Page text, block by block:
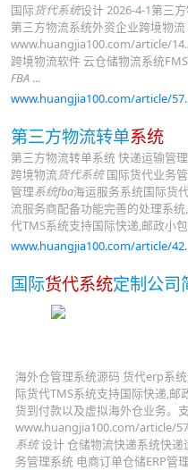
国际 货代系统设计 2026-4-1第三
第三方物流系统外资企业跨境物流
www.huangjia100.com/article/
跨境物流软件 云仓储物流系统
FBA ...
www.huangjia100.com/article/
第三方物流转单系统
第三方物流转单系统 快递运输管
跨境物流 货代系统国际货代业务
管理系统fba海运服务系统国际货
流服务商配备功能完善的处理系
代TMS系统支持国际快递,邮政小
www.huangjia100.com/article/
国际货代系统定制公司
海外仓管理系统源码 货代erp系
际货代TMS系统支持国际快递,邮
货到付款以及虚拟海外仓业务。
www.huangjia100.com/article/
系统设计 仓储物流快递系统快递
务管理系统 电商订单仓储ERP管